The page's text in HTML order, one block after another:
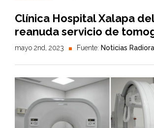
Clínica Hospital Xalapa
reanuda servicio de
mayo 2nd, 2023 Fuente: Noticias